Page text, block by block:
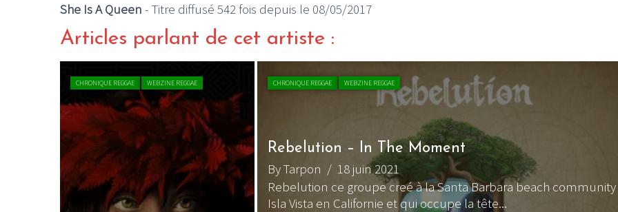
She Is A Queen - Titre diffusé 542 fois depuis le 08/05/2017
Articles parlant de cet artiste :
CHRONIQUE REGGAE WEBZINE REGGAE CHRONIQUE REGGAE WEBZINE REGGAE
Rebelution – In The Moment
By Tarpon / 18 juin 2021
Rebelution ce groupe creé à la Santa Barbara beach
Isla Vista en Californie et qui occupe la tête...